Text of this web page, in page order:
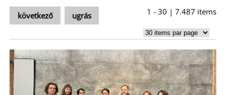
következő ugrás 1 - 30 | 7.487 items